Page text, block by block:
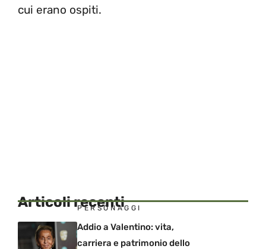
cui erano ospiti.
Articoli recenti
PERSONAGGI
Addio a Valentino: vita,
carriera e patrimonio dello